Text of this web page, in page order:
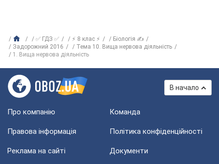
✅ ГДЗ ✅ ⚡ 8 клас ⚡
Біологія ✍
Задорожний 2016
Тема 10. Вища нервова діяльність
1. Вища нервова діяльність
В начало
Про компанію Команда
Правова інформація Політика конфіденційності
Реклама на сайті Документи